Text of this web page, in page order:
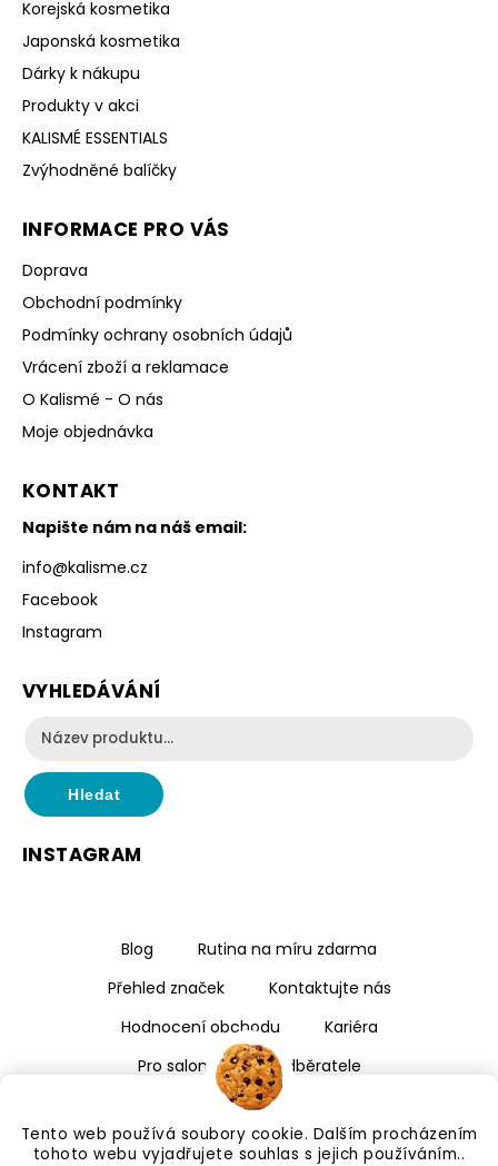
Tento web používá soubory cookie. Dalším procházením
tohoto webu vyjadřujete souhlas s jejich používáním..
Korejská kosmetika
Japonská kosmetika
Dárky k nákupu
Produkty v akci
KALISMÉ ESSENTIALS
Zvýhodněné balíčky
INFORMACE PRO VÁS
Doprava
Obchodní podmínky
Podmínky ochrany osobních údajů
Vrácení zboží a reklamace
O Kalismé - O nás
Moje objednávka
KONTAKT
Napište nám na náš email:
info@kalisme.cz
Facebook
Instagram
VYHLEDÁVÁNÍ
Hledat
INSTAGRAM
Blog
Rutina na míru zdarma
Přehled značek
Kontaktujte nás
Hodnocení obchodu
Kariéra
Pro salony a velkoodběratele